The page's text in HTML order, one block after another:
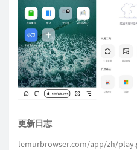
更新日志
lemurbrowser.com/app/zh/